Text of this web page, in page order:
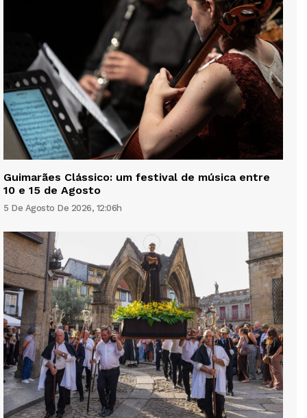
Guimarães Clássico: um festival de música entre
10 e 15 de Agosto
5 De Agosto De 2026, 12:06h